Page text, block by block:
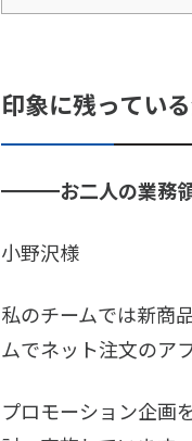
印象に残ってい
━━━お二人の業務領
小野沢様
私のチームでは新商
ムでネット注文のア
プロモーション企画